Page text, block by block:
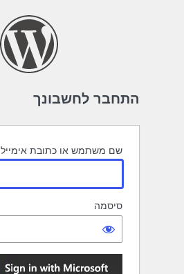
התחבר לחשבונך
שם משתמש או כתובת אימייל
סיסמה